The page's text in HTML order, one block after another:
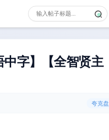
字】【全智贤主
夸克盘